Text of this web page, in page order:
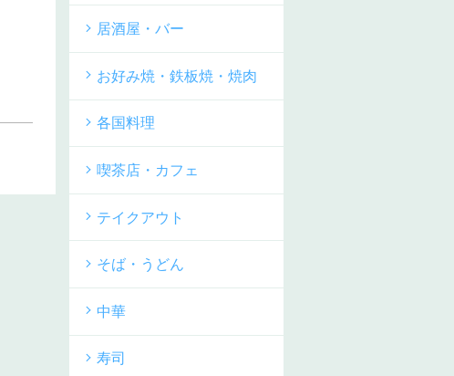
居酒屋・バー
お好み焼・鉄板焼・焼肉
各国料理
喫茶店・カフェ
テイクアウト
そば・うどん
中華
寿司